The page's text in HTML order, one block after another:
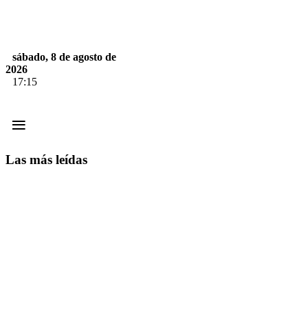
sábado, 8 de agosto de
2026
17:15
≡
Las más leídas